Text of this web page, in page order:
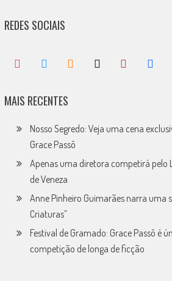
REDES SOCIAIS
MAIS RECENTES
Nosso Segredo: Veja uma cena
Grace Passô
Apenas uma diretora competirá pelo
de Veneza
Anne Pinheiro Guimarães narra uma
Criaturas”
Festival de Gramado: Grace Passô é
competição de longa de ficção